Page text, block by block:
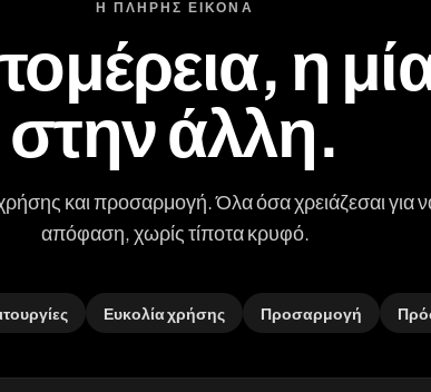
Η ΠΛΉΡΗΣ ΕΙΚΌΝΑ
η
στην άλλη.
χρήσης και προσαρμογή. Όλα όσα χρειάζεσαι για
απόφαση, χωρίς τίποτα κρυφό.
Ευκολία χρήσης Προσαρμογή